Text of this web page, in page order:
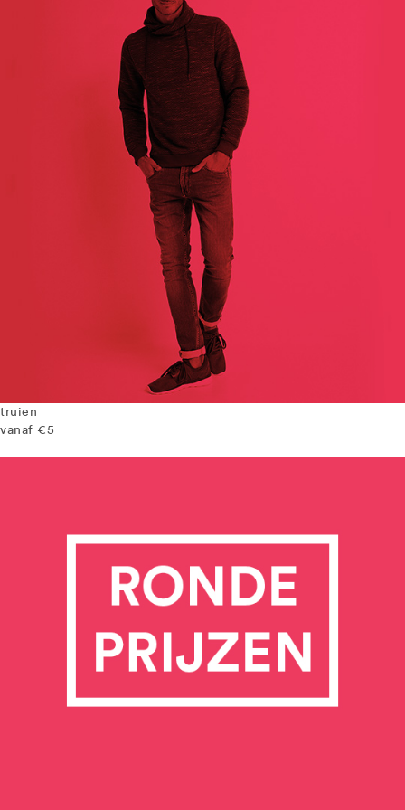
truien
vanaf €5